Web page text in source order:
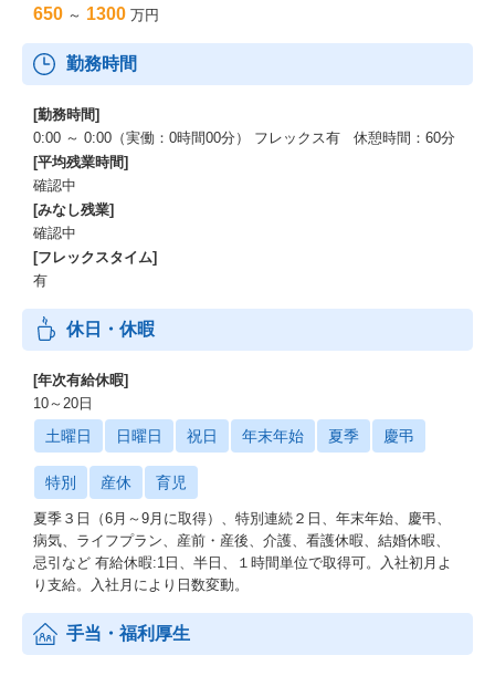
650 ～ 1300 万円
勤務時間
[勤務時間]
0:00 ～ 0:00（実働：0時間00分） フレックス有 休憩時間：60分
[平均残業時間]
確認中
[みなし残業]
確認中
[フレックスタイム]
有
休日・休暇
[年次有給休暇]
10～20日
土曜日 日曜日 祝日 年末年始 夏季 慶弔
特別 産休 育児
夏季３日（6月～9月に取得）、特別連続２日、年末年始、慶弔、
病気、ライフプラン、産前・産後、介護、看護休暇、結婚休暇、
忌引など 有給休暇:1日、半日、１時間単位で取得可。入社初月よ
り支給。入社月により日数変動。
手当・福利厚生